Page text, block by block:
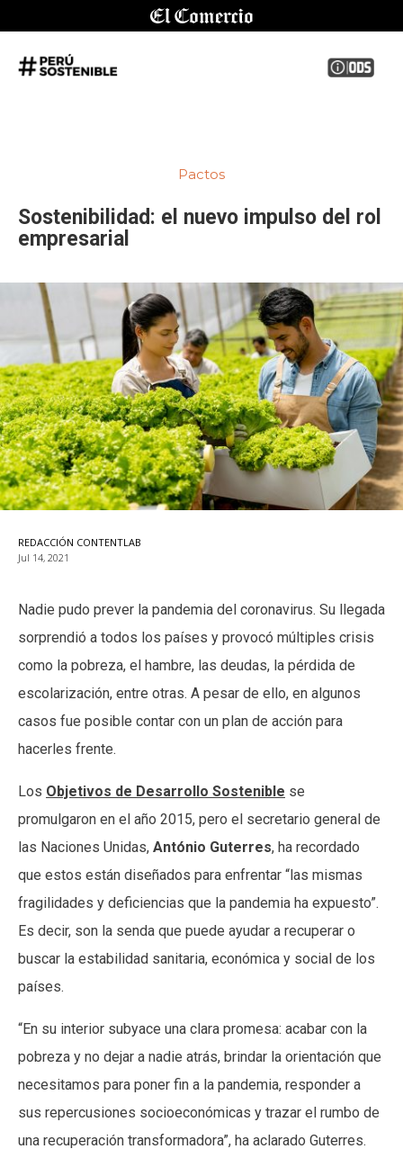
Pactos
Sostenibilidad: el nuevo impulso del rol
empresarial
REDACCIÓN CONTENTLAB
Jul 14, 2021
Nadie pudo prever la pandemia del coronavirus. Su llegada
sorprendió a todos los países y provocó múltiples crisis
como la pobreza, el hambre, las deudas, la pérdida de
escolarización, entre otras. A pesar de ello, en algunos
casos fue posible contar con un plan de acción para
hacerles frente.
Los Objetivos de Desarrollo Sostenible se
promulgaron en el año 2015, pero el secretario general de
las Naciones Unidas, António Guterres, ha recordado
que estos están diseñados para enfrentar “las mismas
fragilidades y deficiencias que la pandemia ha expuesto”.
Es decir, son la senda que puede ayudar a recuperar o
buscar la estabilidad sanitaria, económica y social de los
países.
“En su interior subyace una clara promesa: acabar con la
pobreza y no dejar a nadie atrás, brindar la orientación que
necesitamos para poner fin a la pandemia, responder a
sus repercusiones socioeconómicas y trazar el rumbo de
una recuperación transformadora”, ha aclarado Guterres.